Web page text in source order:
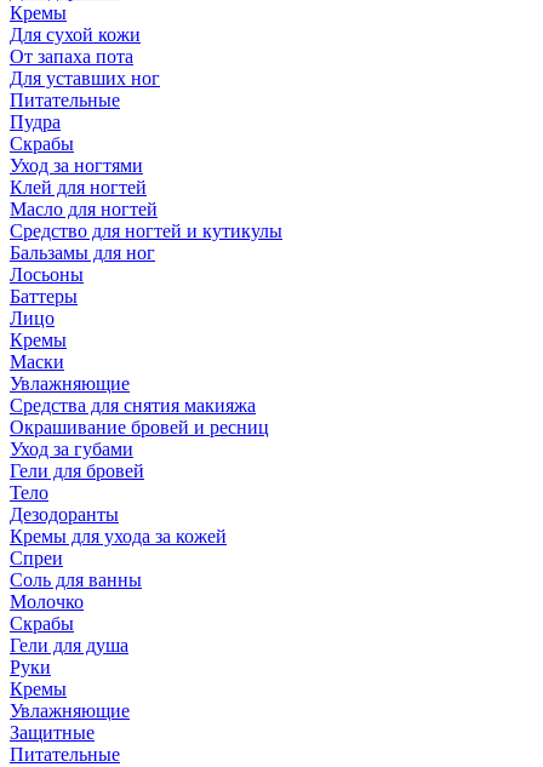
Кремы
Для сухой кожи
От запаха пота
Для уставших ног
Питательные
Пудра
Скрабы
Уход за ногтями
Клей для ногтей
Масло для ногтей
Средство для ногтей и кутикулы
Бальзамы для ног
Лосьоны
Баттеры
Лицо
Кремы
Маски
Увлажняющие
Средства для снятия макияжа
Окрашивание бровей и ресниц
Уход за губами
Гели для бровей
Тело
Дезодоранты
Кремы для ухода за кожей
Спреи
Соль для ванны
Молочко
Скрабы
Гели для душа
Руки
Кремы
Увлажняющие
Защитные
Питательные